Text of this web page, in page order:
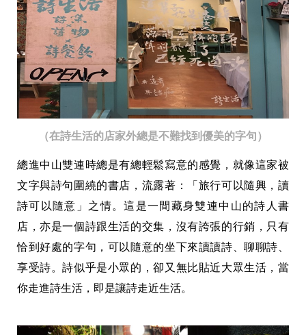
（在詩生活的店家外總是不難找到優美的字句）
總進中山雙連時總是有總輕鬆寫意的感覺，就像這家被
文字與詩句圍繞的書店，流露著：「旅行可以隨興，讀
詩可以隨意」之情。這是一間藏身雙連中山的詩人書
店，亦是一個詩跟生活的交集，沒有誇張的行銷，只有
恰到好處的字句，可以隨意的坐下來讀讀詩、聊聊詩、
享受詩。詩似乎是小眾的，卻又無比貼近大眾生活，當
你走進詩生活，即是讓詩走近生活。